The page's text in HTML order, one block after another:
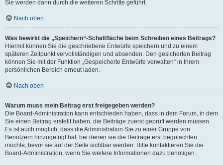
Sie werden dann durch die weiteren Schritte geführt.
Nach oben
Was bewirkt die „Speichern“-Schaltfläche beim Schreiben eines Beitrags?
Hiermit können Sie die geschriebene Entwürfe speichern und zu einem
späteren Zeitpunkt vervollständigen und absenden. Den gesicherten Beitrag
können Sie mit der Funktion „Gespeicherte Entwürfe verwalten“ in Ihrem
persönlichen Bereich erneut laden.
Nach oben
Warum muss mein Beitrag erst freigegeben werden?
Die Board-Administration kann entschieden haben, dass in dem Forum, in dem
Sie einen Beitrag erstellt haben, die Beiträge zuerst geprüft werden müssen.
Es ist auch möglich, dass die Administration Sie zu einer Gruppe von
Benutzern hinzugefügt hat, bei denen sie die Beiträge erst begutachten
möchte, bevor sie auf der Seite sichtbar werden. Bitte kontaktieren Sie die
Board-Administration, wenn Sie weitere Informationen dazu benötigen.